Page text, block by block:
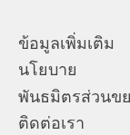
ข้อมูลเพิ่มเติม
นโยบาย
พันธมิตรส่วนข
ติดต่อเรา